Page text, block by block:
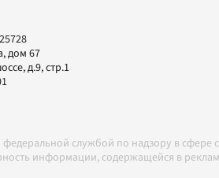
дом 67
д.9, стр.1
службой по надзору в
информации, содержащейся в